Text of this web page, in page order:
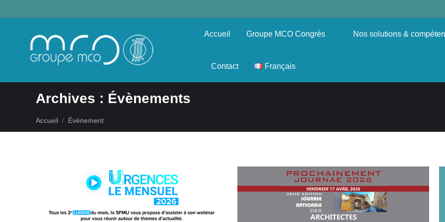
Accueil Groupe MCO Congrès Nos solutions &
Contact Français
Archives : Évènements
Vous êtes ici :
Accueil Évènement